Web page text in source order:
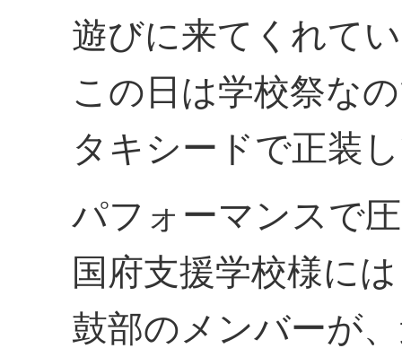
遊びに来てくれて
この日は学校祭な
タキシードで正装
パフォーマンスで
国府支援学校様に
鼓部のメンバーが